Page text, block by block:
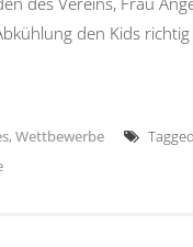
den Kids richtig
, Wettbewerbe Tagged